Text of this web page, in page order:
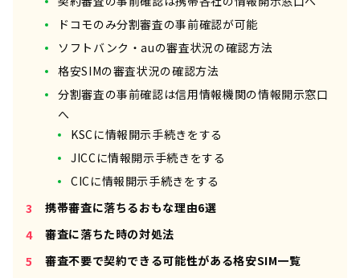
ドコモのみ分割審査の事前確認が可能
ソフトバンク・auの審査状況の確認方法
格安SIMの審査状況の確認方法
分割審査の事前確認は信用情報機関の情報開示窓口
へ
KSCに情報開示手続きをする
JICCに情報開示手続きをする
CICに情報開示手続きをする
携帯審査に落ちるおもな理由6選
審査に落ちた時の対処法
審査不要で契約できる可能性がある格安SIM一覧